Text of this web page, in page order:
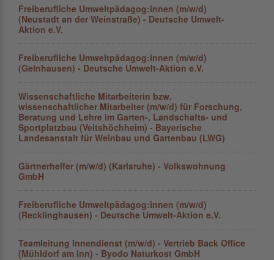
Freiberufliche Umweltpädagog:innen (m/w/d)
(Neustadt an der Weinstraße) - Deutsche Umwelt-
Aktion e.V.
Freiberufliche Umweltpädagog:innen (m/w/d)
(Gelnhausen) - Deutsche Umwelt-Aktion e.V.
Wissenschaftliche Mitarbeiterin bzw.
wissenschaftlicher Mitarbeiter (m/w/d) für Forschung,
Beratung und Lehre im Garten-, Landschafts- und
Sportplatzbau (Veitshöchheim) - Bayerische
Landesanstalt für Weinbau und Gartenbau (LWG)
Gärtnerhelfer (m/w/d) (Karlsruhe) - Volkswohnung
GmbH
Freiberufliche Umweltpädagog:innen (m/w/d)
(Recklinghausen) - Deutsche Umwelt-Aktion e.V.
Teamleitung Innendienst (m/w/d) - Vertrieb Back Office
(Mühldorf am Inn) - Byodo Naturkost GmbH